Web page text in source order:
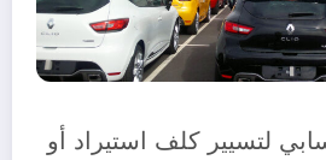
لتسيير كلف استيراد أو